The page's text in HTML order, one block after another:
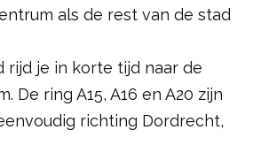
als de rest van de stad
rijd je in korte tijd naar de
ring A15, A16 en A20 zijn
richting Dordrecht,